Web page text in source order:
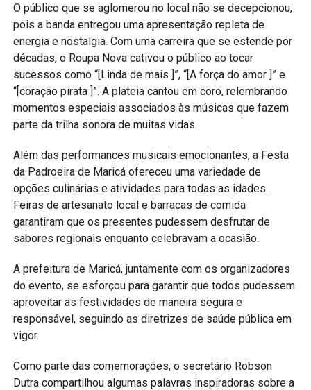
O público que se aglomerou no local não se decepcionou,
pois a banda entregou uma apresentação repleta de
energia e nostalgia. Com uma carreira que se estende por
décadas, o Roupa Nova cativou o público ao tocar
sucessos como “[Linda de mais ]”, “[A força do amor ]” e
“[coração pirata ]”. A plateia cantou em coro, relembrando
momentos especiais associados às músicas que fazem
parte da trilha sonora de muitas vidas.
Além das performances musicais emocionantes, a Festa
da Padroeira de Maricá ofereceu uma variedade de
opções culinárias e atividades para todas as idades.
Feiras de artesanato local e barracas de comida
garantiram que os presentes pudessem desfrutar de
sabores regionais enquanto celebravam a ocasião.
A prefeitura de Maricá, juntamente com os organizadores
do evento, se esforçou para garantir que todos pudessem
aproveitar as festividades de maneira segura e
responsável, seguindo as diretrizes de saúde pública em
vigor.
Como parte das comemorações, o secretário Robson
Dutra compartilhou algumas palavras inspiradoras sobre a